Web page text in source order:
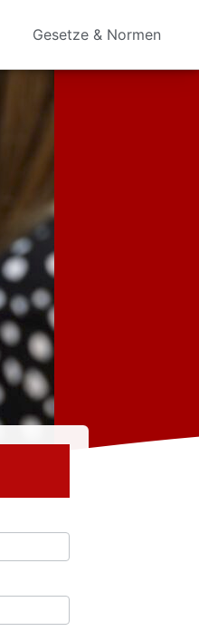
Gesetze & Normen